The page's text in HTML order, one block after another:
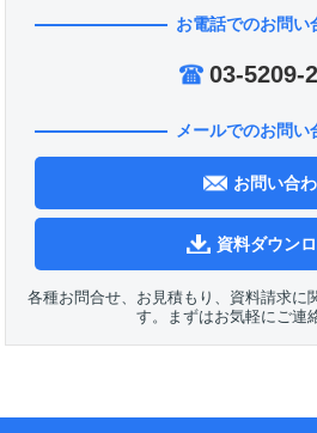
お電話でのお問い
03-5209-
メールでのお問い
お問い合
資料ダウン
各種お問合せ、お見積もり、資料請求に
す。まずはお気軽にご連